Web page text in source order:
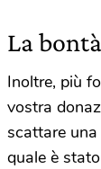
La
Inoltre, più
vostra
scattare una
quale è